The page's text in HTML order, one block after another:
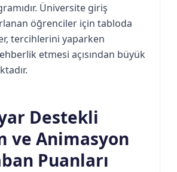
Üniversite giriş
öğrenciler için tabloda
tercihlerini yaparken
etmesi açısından büyük
Destekli
ve Animasyon
Puanları